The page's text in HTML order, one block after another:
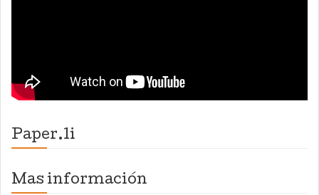
Paper.li
Mas información